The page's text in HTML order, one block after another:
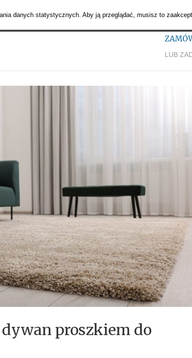
LUB
proszkiem do
danych statystycznych. Aby ją przeglądać, musisz to